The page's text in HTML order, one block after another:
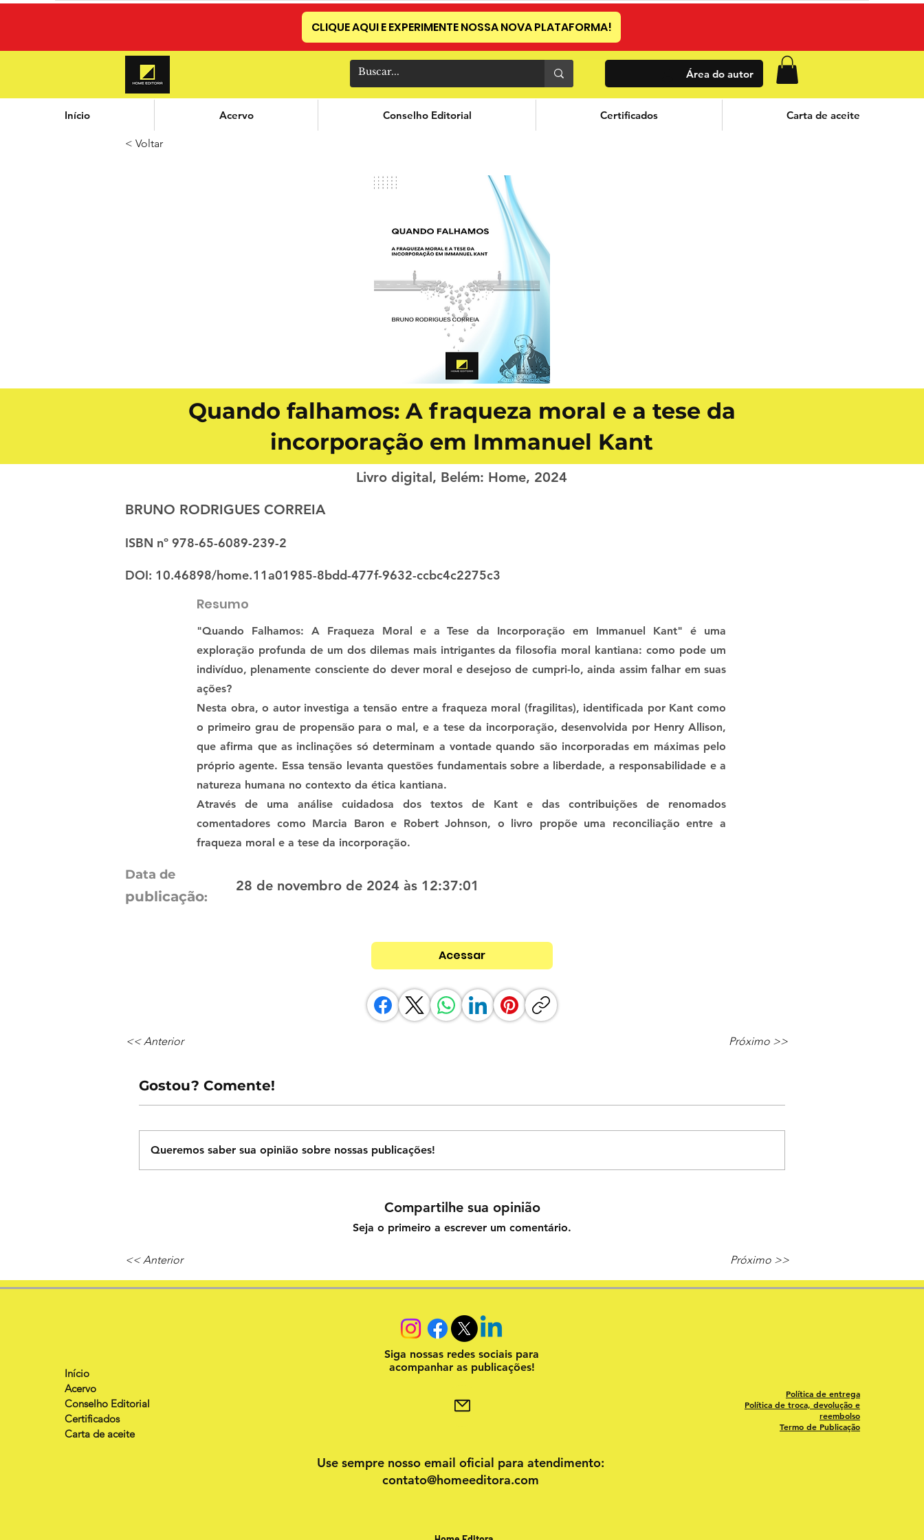
Área do autor
CLIQUE AQUI E EXPERIMENTE NOSSA NOVA PLATAFORMA!
Início Acervo Conselho Editorial Certificados Carta de aceite
< Voltar
Quando falhamos: A fraqueza moral e a tese da
incorporação em Immanuel Kant
Livro digital, Belém: Home, 2024
BRUNO RODRIGUES CORREIA
ISBN nº 978-65-6089-239-2
DOI: 10.46898/home.11a01985-8bdd-477f-9632-ccbc4c2275c3
Resumo
"Quando Falhamos: A Fraqueza Moral e a Tese da Incorporação em Immanuel Kant" é uma
exploração profunda de um dos dilemas mais intrigantes da filosofia moral kantiana: como pode um
indivíduo, plenamente consciente do dever moral e desejoso de cumpri-lo, ainda assim falhar em suas
ações?
Nesta obra, o autor investiga a tensão entre a fraqueza moral (fragilitas), identificada por Kant como
o primeiro grau de propensão para o mal, e a tese da incorporação, desenvolvida por Henry Allison,
que afirma que as inclinações só determinam a vontade quando são incorporadas em máximas pelo
próprio agente. Essa tensão levanta questões fundamentais sobre a liberdade, a responsabilidade e a
natureza humana no contexto da ética kantiana.
Através de uma análise cuidadosa dos textos de Kant e das contribuições de renomados
comentadores como Marcia Baron e Robert Johnson, o livro propõe uma reconciliação entre a
fraqueza moral e a tese da incorporação.
Data de
publicação:
28 de novembro de 2024 às 12:37:01
Acessar
<< Anterior Próximo >>
Gostou? Comente!
Queremos saber sua opinião sobre nossas publicações!
Compartilhe sua opinião
Seja o primeiro a escrever um comentário.
<< Anterior Próximo >>
Início
Acervo
Conselho Editorial
Certificados
Carta de aceite
Siga nossas redes sociais para
acompanhar as publicações!
Política de entrega
Política de troca, devolução e
reembolso
Termo de Publicação
Use sempre nosso email oficial para atendimento:
contato@homeeditora.com